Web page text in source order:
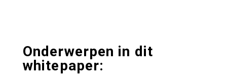
Onderwerpen in dit
whitepaper: